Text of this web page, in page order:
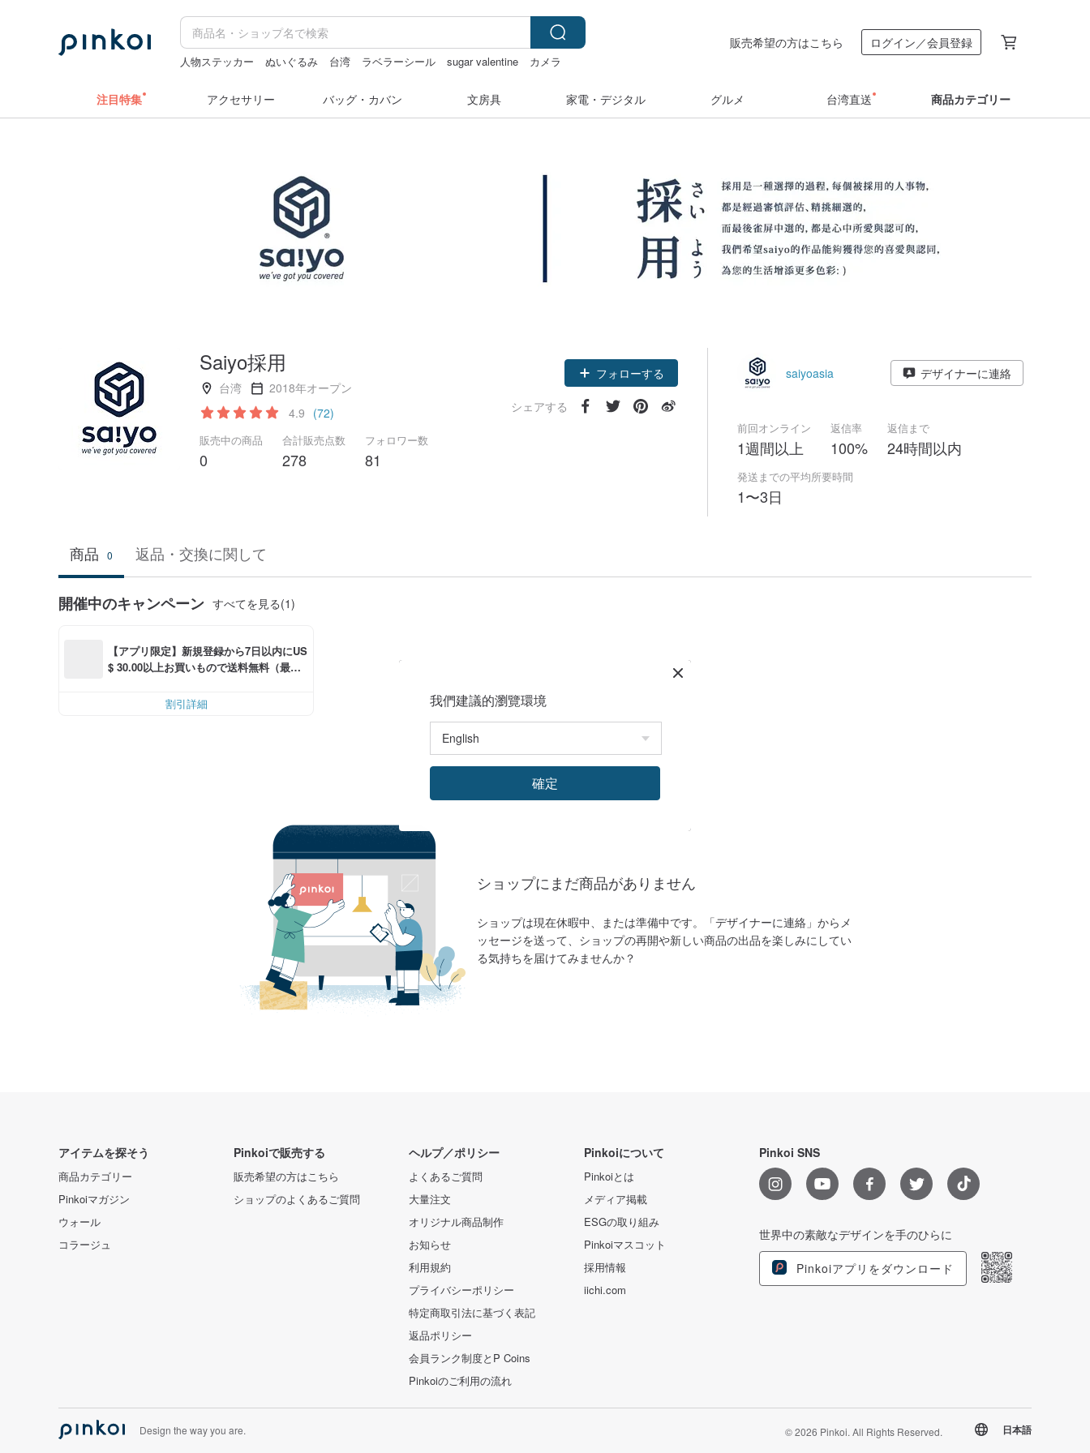
人物ステッカー ぬいぐるみ 台湾 ラベラーシール sugar valentine
カメラ
販売希望の方はこちら ログイン／会員登録
注目特集 アクセサリー バッグ・カバン 文房具 家電・デジタル グルメ 台湾直送 商品カテゴリー
Saiyo採用
台湾
2018年オープン
4.9 (72)
販売中の商品
0
合計販売点数
278
フォロワー数
81
フォローする
シェアする
saiyoasia デザイナーに連絡
前回オンライン
1週間以上
返信率
100%
返信まで
24時間以内
発送までの平均所要時間
1〜3日
商品 0 返品・交換に関して
開催中のキャンペーン すべてを見る(1)
【アプリ限定】新規登録から7日以内にUS
$ 30.00以上お買いもので送料無料（最大U
割引詳細
ショップにまだ商品がありません
ショップは現在休暇中、または準備中です。「デザイナーに連絡」からメ
ッセージを送って、ショップの再開や新しい商品の出品を楽しみにしてい
る気持ちを届けてみませんか？
アイテムを探そう
商品カテゴリー
Pinkoiマガジン
ウォール
コラージュ
Pinkoiで販売する
販売希望の方はこちら
ショップのよくあるご質問
ヘルプ／ポリシー
よくあるご質問
大量注文
オリジナル商品制作
お知らせ
利用規約
プライバシーポリシー
特定商取引法に基づく表記
返品ポリシー
会員ランク制度とP Coins
Pinkoiのご利用の流れ
Pinkoiについて
Pinkoiとは
メディア掲載
ESGの取り組み
Pinkoiマスコット
採用情報
iichi.com
Pinkoi SNS
世界中の素敵なデザインを手のひらに
Pinkoiアプリをダウンロード
Design the way you are. © 2026 Pinkoi. All Rights Reserved. 日本語
我們建議的瀏覽環境
確定